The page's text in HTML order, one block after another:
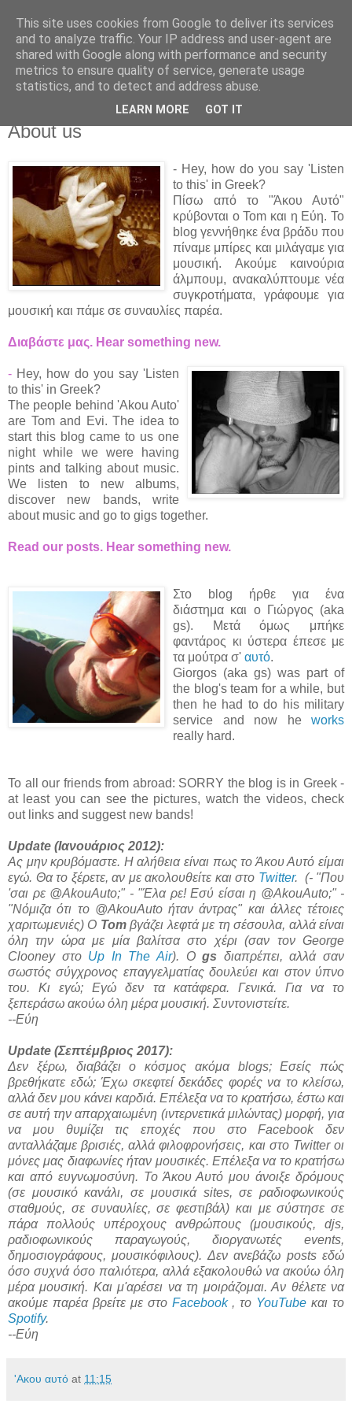
Άκου αυτό ♫
I listen to bands that don't even exist yet.
About us
- Hey, how do you say 'Listen
to this' in Greek?
Πίσω από το "Άκου Αυτό"
κρύβονται ο Tom και η Εύη. Το
blog γεννήθηκε ένα βράδυ που
πίναμε μπίρες και μιλάγαμε για
μουσική. Ακούμε καινούρια
άλμπουμ, ανακαλύπτουμε νέα
συγκροτήματα, γράφουμε για
μουσική και πάμε σε συναυλίες παρέα.
Διαβάστε μας. Hear something new.
- Hey, how do you say 'Listen
to this' in Greek?
The people behind 'Akou Auto'
are Tom and Evi. The idea to
start this blog came to us one
night while we were having
pints and talking about music.
We listen to new albums,
discover new bands, write
about music and go to gigs together.
Read our posts. Hear something new.
Στο blog ήρθε για ένα
διάστημα και ο Γιώργος (aka
gs). Μετά όμως μπήκε
φαντάρος κι ύστερα έπεσε με
τα μούτρα σ' αυτό.
Giorgos (aka gs) was part of
the blog's team for a while, but
then he had to do his military
service and now he works
really hard.
To all our friends from abroad: SORRY the blog is in Greek -
at least you can see the pictures, watch the videos, check
out links and suggest new bands!
Update (Ιανουάριος 2012):
Ας μην κρυβόμαστε. Η αλήθεια είναι πως το Άκου Αυτό είμαι
εγώ. Θα το ξέρετε, αν με ακολουθείτε και στο Twitter. (- "Που
'σαι ρε @AkouAuto;" - "Έλα ρε! Εσύ είσαι η @AkouAuto;" -
"Νόμιζα ότι το @AkouAuto ήταν άντρας" και άλλες τέτοιες
χαριτωμενιές) Ο Tomβγάζει λεφτά με τη σέσουλα, αλλά είναι
όλη την ώρα με μία βαλίτσα στο χέρι (σαν τον George
Clooney στο Up In The Air). Οgs διαπρέπει, αλλά σαν
σωστός σύγχρονος επαγγελματίας δουλεύει και στον ύπνο
του. Κι εγώ; Εγώ δεν τα κατάφερα. Γενικά. Για να το
ξεπεράσω ακούω όλη μέρα μουσική. Συντονιστείτε.
--Εύη
Update (Σεπτέμβριος 2017):
Δεν ξέρω, διαβάζει ο κόσμος ακόμα blogs; Εσείς πώς
βρεθήκατε εδώ; Έχω σκεφτεί δεκάδες φορές να το κλείσω,
αλλά δεν μου κάνει καρδιά. Επέλεξα να το κρατήσω, έστω και
σε αυτή την απαρχαιωμένη (ιντερνετικά μιλώντας) μορφή, για
να μου θυμίζει τις εποχές που στο Facebook δεν
ανταλλάζαμε βρισιές, αλλά φιλοφρονήσεις, και στο Twitter οι
μόνες μας διαφωνίες ήταν μουσικές. Επέλεξα να το κρατήσω
και από ευγνωμοσύνη. Το Άκου Αυτό μου άνοιξε δρόμους
(σε μουσικό κανάλι, σε μουσικά sites, σε ραδιοφωνικούς
σταθμούς, σε συναυλίες, σε φεστιβάλ) και με σύστησε σε
πάρα πολλούς υπέροχους ανθρώπους (μουσικούς, djs,
ραδιοφωνικούς παραγωγούς, διοργανωτές events,
δημοσιογράφους, μουσικόφιλους). Δεν ανεβάζω posts εδώ
όσο συχνά όσο παλιότερα, αλλά εξακολουθώ να ακούω όλη
μέρα μουσική. Και μ'αρέσει να τη μοιράζομαι. Αν θέλετε να
ακούμε παρέα βρείτε με στο Facebook, το YouTube και το
Spotify.
--Εύη
'Ακου αυτό at 11:15
This site uses cookies from Google to deliver its services
and to analyze traffic. Your IP address and user-agent are
shared with Google along with performance and security
metrics to ensure quality of service, generate usage
statistics, and to detect and address abuse.
LEARN MORE GOT IT